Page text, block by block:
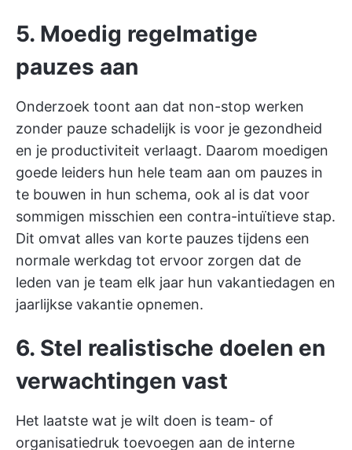
5. Moedig regelmatige
pauzes aan
Onderzoek toont aan dat non-stop werken
zonder pauze schadelijk is voor je gezondheid
en je productiviteit verlaagt. Daarom moedigen
goede leiders hun hele team aan om pauzes in
te bouwen in hun schema, ook al is dat voor
sommigen misschien een contra-intuïtieve stap.
Dit omvat alles van korte pauzes tijdens een
normale werkdag tot ervoor zorgen dat de
leden van je team elk jaar hun vakantiedagen en
jaarlijkse vakantie opnemen.
6. Stel realistische doelen en
verwachtingen vast
Het laatste wat je wilt doen is team- of
organisatiedruk toevoegen aan de interne